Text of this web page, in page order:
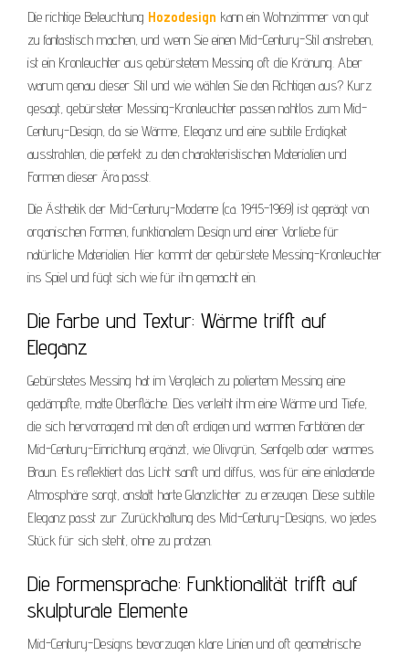
Die richtige Beleuchtung Hozodesign kann ein Wohnzimmer von gut
zu fantastisch machen, und wenn Sie einen Mid-Century-Stil anstreben,
ist ein Kronleuchter aus gebürstetem Messing oft die Krönung. Aber
warum genau dieser Stil und wie wählen Sie den Richtigen aus? Kurz
gesagt, gebürsteter Messing-Kronleuchter passen nahtlos zum Mid-
Century-Design, da sie Wärme, Eleganz und eine subtile Erdigkeit
ausstrahlen, die perfekt zu den charakteristischen Materialien und
Formen dieser Ära passt.
Die Ästhetik der Mid-Century-Moderne (ca. 1945-1969) ist geprägt von
organischen Formen, funktionalem Design und einer Vorliebe für
natürliche Materialien. Hier kommt der gebürstete Messing-Kronleuchter
ins Spiel und fügt sich wie für ihn gemacht ein.
Die Farbe und Textur: Wärme trifft auf
Eleganz
Gebürstetes Messing hat im Vergleich zu poliertem Messing eine
gedämpfte, matte Oberfläche. Dies verleiht ihm eine Wärme und Tiefe,
die sich hervorragend mit den oft erdigen und warmen Farbtönen der
Mid-Century-Einrichtung ergänzt, wie Olivgrün, Senfgelb oder warmes
Braun. Es reflektiert das Licht sanft und diffus, was für eine einladende
Atmosphäre sorgt, anstatt harte Glanzlichter zu erzeugen. Diese subtile
Eleganz passt zur Zurückhaltung des Mid-Century-Designs, wo jedes
Stück für sich steht, ohne zu protzen.
Die Formensprache: Funktionalität trifft auf
skulpturale Elemente
Mid-Century-Designs bevorzugen klare Linien und oft geometrische